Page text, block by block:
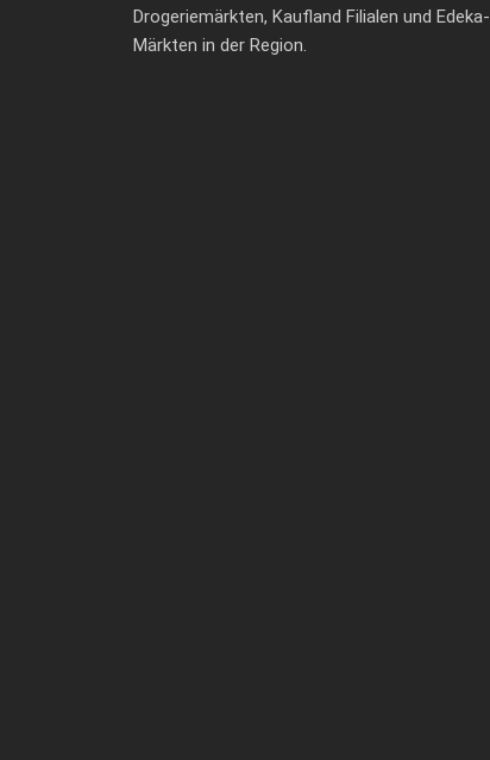
Drogeriemärkten, Kaufland Filialen und Edeka-
Märkten in der Region.